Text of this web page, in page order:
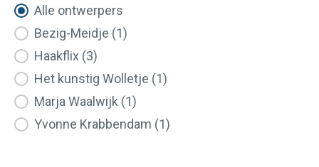
Ontwerpers
Alle ontwerpers
Bezig-Meidje (1)
Haakflix (3)
Het kunstig Wolletje (1)
Marja Waalwijk (1)
Yvonne Krabbendam (1)